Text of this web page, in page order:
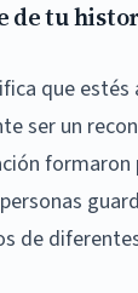
de tu
que
ser un
de